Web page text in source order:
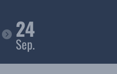
24
Sep.